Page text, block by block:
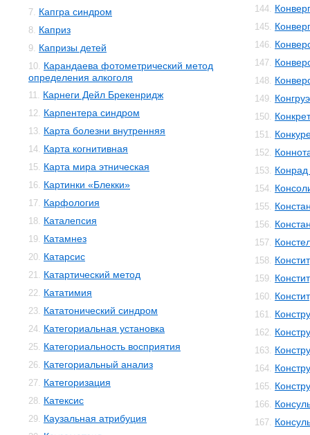
7. Капгра синдром
8. Каприз
9. Капризы детей
10. Карандаева фотометрический метод
определения алкоголя
11. Карнеги Дейл Брекенридж
12. Карпентера синдром
13. Карта болезни внутренняя
14. Карта когнитивная
15. Карта мира этническая
16. Картинки «Блекки»
17. Карфология
18. Каталепсия
19. Катамнез
20. Катарсис
21. Катартический метод
22. Кататимия
23. Кататонический синдром
24. Категориальная установка
25. Категориальность восприятия
26. Категориальный анализ
27. Категоризация
28. Катексис
29. Каузальная атрибуция
144.
145.
146.
147.
148.
149.
150.
151.
152.
153.
154.
155.
156.
157.
158.
159.
160.
161.
162.
163.
164.
165.
166.
167.